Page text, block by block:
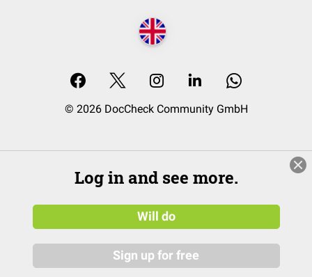
© 2026 DocCheck Community GmbH
Log in and see more.
Will do
Sign up for free